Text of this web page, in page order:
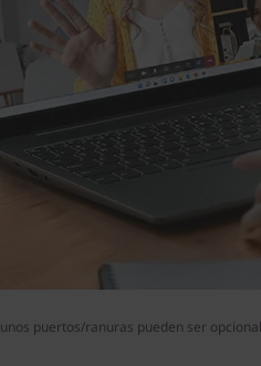
puertos/ranuras pueden ser